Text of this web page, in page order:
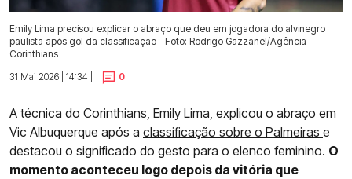
Emily Lima precisou explicar o abraço que deu em jogadora do alvinegro
paulista após gol da classificação - Foto: Rodrigo Gazzanel/Agência
Corinthians
31 Mai 2026 | 14:34 |
0
A técnica do Corinthians, Emily Lima, explicou o abraço em
Vic Albuquerque após a classificação sobre o Palmeiras e
destacou o significado do gesto para o elenco feminino. O
momento aconteceu logo depois da vitória que